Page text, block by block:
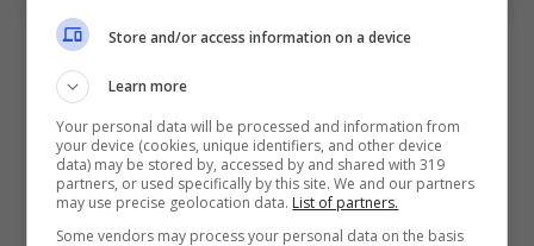
A questo proposito il club emiliano starebbe
monitorando varie possibilità, tra cui
DiengdelLorient , attaccante senegalese
classe 2000 rivelazione dell’ultimaLigue 1
riferirlo èMatteo MorettosuX. La
Store and/or access information on a device
Learn more
Your personal data will be processed and information from
your device (cookies, unique identifiers, and other device
data) may be stored by, accessed by and shared with 319
partners, or used specifically by this site. We and our partners
may use precise geolocation data. List of partners.
Some vendors may process your personal data on the basis